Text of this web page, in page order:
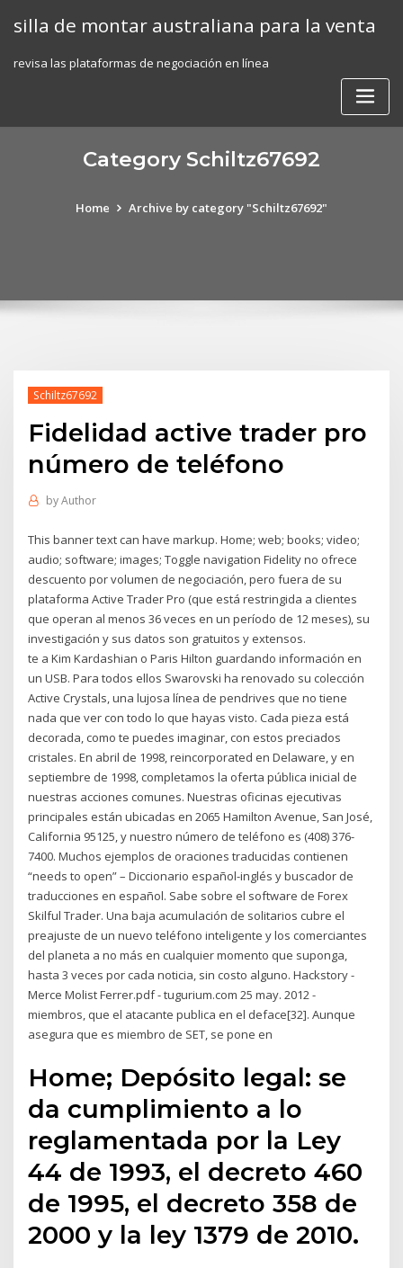
silla de montar australiana para la venta
revisa las plataformas de negociación en línea
Category Schiltz67692
Home Archive by category "Schiltz67692"
Schiltz67692
Fidelidad active trader pro
número de teléfono
byAuthor
This banner text can have markup. Home; web; books; video;
audio; software; images; Toggle navigation Fidelity no ofrece
descuento por volumen de negociación, pero fuera de su
plataforma Active Trader Pro (que está restringida a clientes
que operan al menos 36 veces en un período de 12 meses), su
investigación y sus datos son gratuitos y extensos.
te a Kim Kardashian o Paris Hilton guardando información en
un USB. Para todos ellos Swarovski ha renovado su colección
Active Crystals, una lujosa línea de pendrives que no tiene
nada que ver con todo lo que hayas visto. Cada pieza está
decorada, como te puedes imaginar, con estos preciados
cristales. En abril de 1998, reincorporated en Delaware, y en
septiembre de 1998, completamos la oferta pública inicial de
nuestras acciones comunes. Nuestras oficinas ejecutivas
principales están ubicadas en 2065 Hamilton Avenue, San José,
California 95125, y nuestro número de teléfono es (408) 376-
7400. Muchos ejemplos de oraciones traducidas contienen
“needs to open” – Diccionario español-inglés y buscador de
traducciones en español. Sabe sobre el software de Forex
Skilful Trader. Una baja acumulación de solitarios cubre el
preajuste de un nuevo teléfono inteligente y los comerciantes
del planeta a no más en cualquier momento que suponga,
hasta 3 veces por cada noticia, sin costo alguno. Hackstory -
Merce Molist Ferrer.pdf - tugurium.com 25 may. 2012 -
miembros, que el atacante publica en el deface[32]. Aunque
asegura que es miembro de SET, se pone en
Home; Depósito legal: se
da cumplimiento a lo
reglamentada por la Ley
44 de 1993, el decreto 460
de 1995, el decreto 358 de
2000 y la ley 1379 de 2010.